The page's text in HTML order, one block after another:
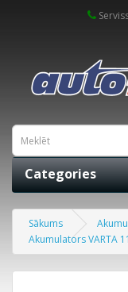
Categories
Sākums
Akumulators VARTA